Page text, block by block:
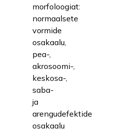
morfoloogiat:
normaalsete
vormide
osakaalu,
pea-,
akrosoomi-,
keskosa-,
saba-
ja
arengudefektide
osakaalu